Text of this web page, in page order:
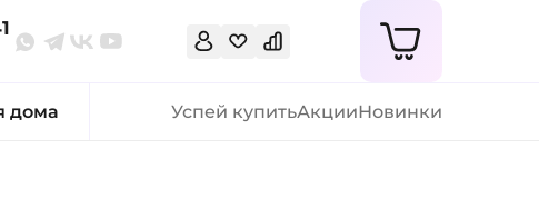
дома Успей купитьАкцииНовинки